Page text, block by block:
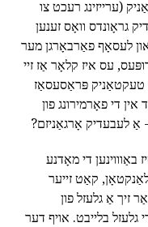
(ערייזינג רעכט צו
גראָונדס וואָס זענען
לעסאָף פאַרבאָרגן מער
עס איז קלאָר אַז זיי
טעקטאַניק פּראַסעסאַז
די פאָרמירונג פון
- אַ לעבעדיק אָרגאַניזם?
באַוווינען די מאָדנע
קאַט זייער
זיך אַ גלעזל פון
גלעזל בלייבט. אויף דער